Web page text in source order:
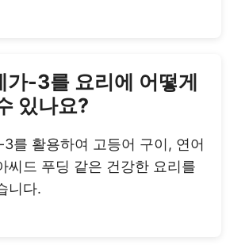
가-3를 요리에 어떻게
있나요?
를 활용하여 고등어 구이, 연어
씨드 푸딩 같은 건강한 요리를
니다.